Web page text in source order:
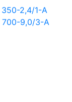
350-2,4/1-А
700-9,0/3-А